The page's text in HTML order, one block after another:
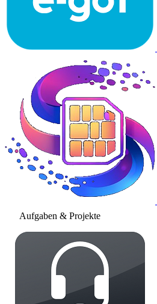
Aufgaben & Projekte